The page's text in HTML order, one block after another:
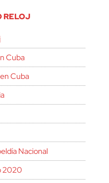
RELOJ
Cuba
Cuba
Nacional
2020